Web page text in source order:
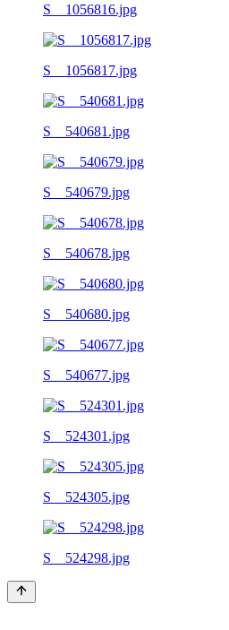
S__1056816.jpg
S__1056817.jpg
S__540681.jpg
S__540679.jpg
S__540678.jpg
S__540680.jpg
S__540677.jpg
S__524301.jpg
S__524305.jpg
S__524298.jpg